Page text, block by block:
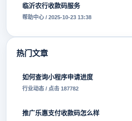
临沂农行收款码服务
帮助中心 / 2025-10-23 13:38
热门文章
如何查询小程序申请进度
行业动态 / 点击 187782
推广乐惠支付收款码怎么样